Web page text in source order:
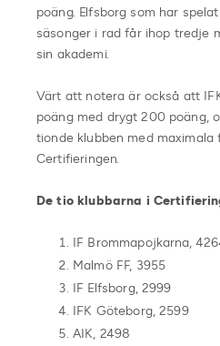
poäng. Elfsborg som har
säsonger i rad får ihop tredje
sin akademi.
Värt att notera är också att
poäng med drygt 200 poäng,
tionde klubben med maximala
Certifieringen.
De tio klubbarna i
IF Brommapojkarna,
Malmö FF, 3955
IF Elfsborg, 2999
IFK Göteborg, 2599
AIK, 2498